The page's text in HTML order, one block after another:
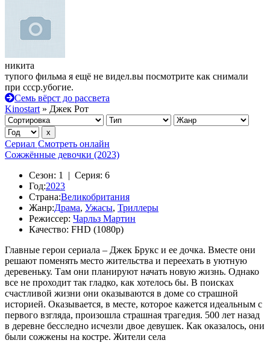
никита
тупого фильма я ещё не видел.вы посмотрите как снимали
при ссср.убогие.
Семь вёрст до рассвета
Kinostart » Джек Рот
Сериал Смотреть онлайн
Сожжённые девочки (2023)
Сезон: 1 | Серия: 6
Год:2023
Страна:Великобритания
Жанр:Драма, Ужасы, Триллеры
Режиссер: Чарльз Мартин
Качество: FHD (1080p)
Главные герои сериала – Джек Брукс и ее дочка. Вместе они
решают поменять место жительства и переехать в уютную
деревеньку. Там они планируют начать новую жизнь. Однако
все не проходит так гладко, как хотелось бы. В поисках
счастливой жизни они оказываются в доме со страшной
историей. Оказывается, в месте, которое кажется идеальным с
первого взгляда, произошла страшная трагедия. 500 лет назад
в деревне бесследно исчезли двое девушек. Как оказалось, они
были сожжены на костре. Жители села